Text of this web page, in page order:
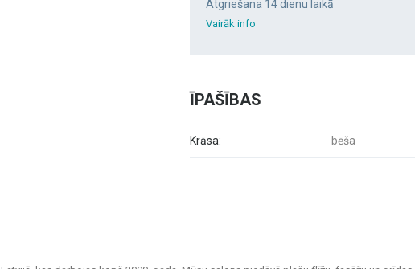
Atgriešana 14 dienu laikā
Vairāk info
ĪPAŠĪBAS
Krāsa: bēša